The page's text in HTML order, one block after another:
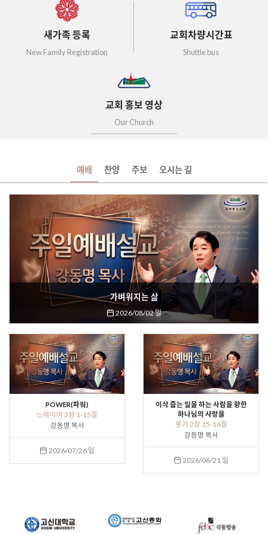
새가족 등록
New Family Registration
교회차량시간표
Shuttle bus
교회 홍보 영상
Our Church
예배 찬양 주보 오시는 길
가벼워지는 삶
2026/08/02 일
POWER(파워)
느헤미야 3장 1-15절
강동명 목사
2026/07/26 일
이삭 줍는 일을 하는 사람을 향한
하나님의 사랑을
룻기 2장 15-16절
강동명 목사
2026/06/21 일